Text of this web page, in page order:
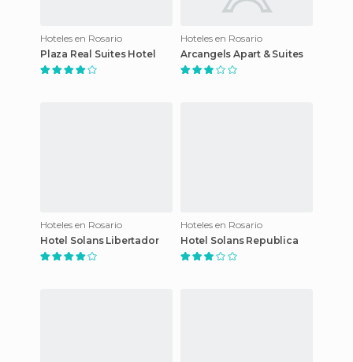
Hoteles en Rosario
Plaza Real Suites Hotel
Hoteles en Rosario
Arcangels Apart & Suites
Hoteles en Rosario
Hotel Solans Libertador
Hoteles en Rosario
Hotel Solans Republica